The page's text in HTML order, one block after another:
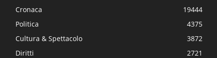
Cronaca
19444
Politica
4375
Cultura & Spettacolo
3872
Diritti
2721